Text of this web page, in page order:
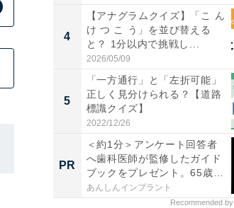
4
【アナグラムクイズ】「こ ん
け つ こ う」を並び替える
と？ 1分以内で挑戦し...
2026/05/09
5
「一方通行」と「左折可能」
正しく見分けられる？【道路
標識クイズ】
2022/12/26
PR
＜約1分＞アンケート回答者
へ歯科医師が監修したガイド
ブックをプレゼント。65歳
以...
あんしんインプラント
Recommended by